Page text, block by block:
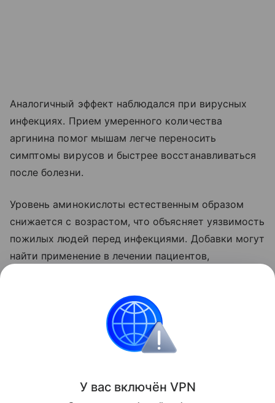
Аналогичный эффект наблюдался при вирусных
инфекциях. Прием умеренного количества
аргинина помог мышам легче переносить
симптомы вирусов и быстрее восстанавливаться
после болезни.
Уровень аминокислоты естественным образом
снижается с возрастом, что объясняет уязвимость
пожилых людей перед инфекциями. Добавки могут
найти применение в лечении пациентов,
Ранее Наука Mail рассказывала, что у бактерий
врожденную иммунную систему.
У вас включён VPN